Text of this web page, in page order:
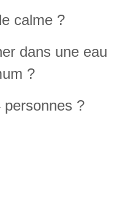
calme ?
dans une eau
?
?